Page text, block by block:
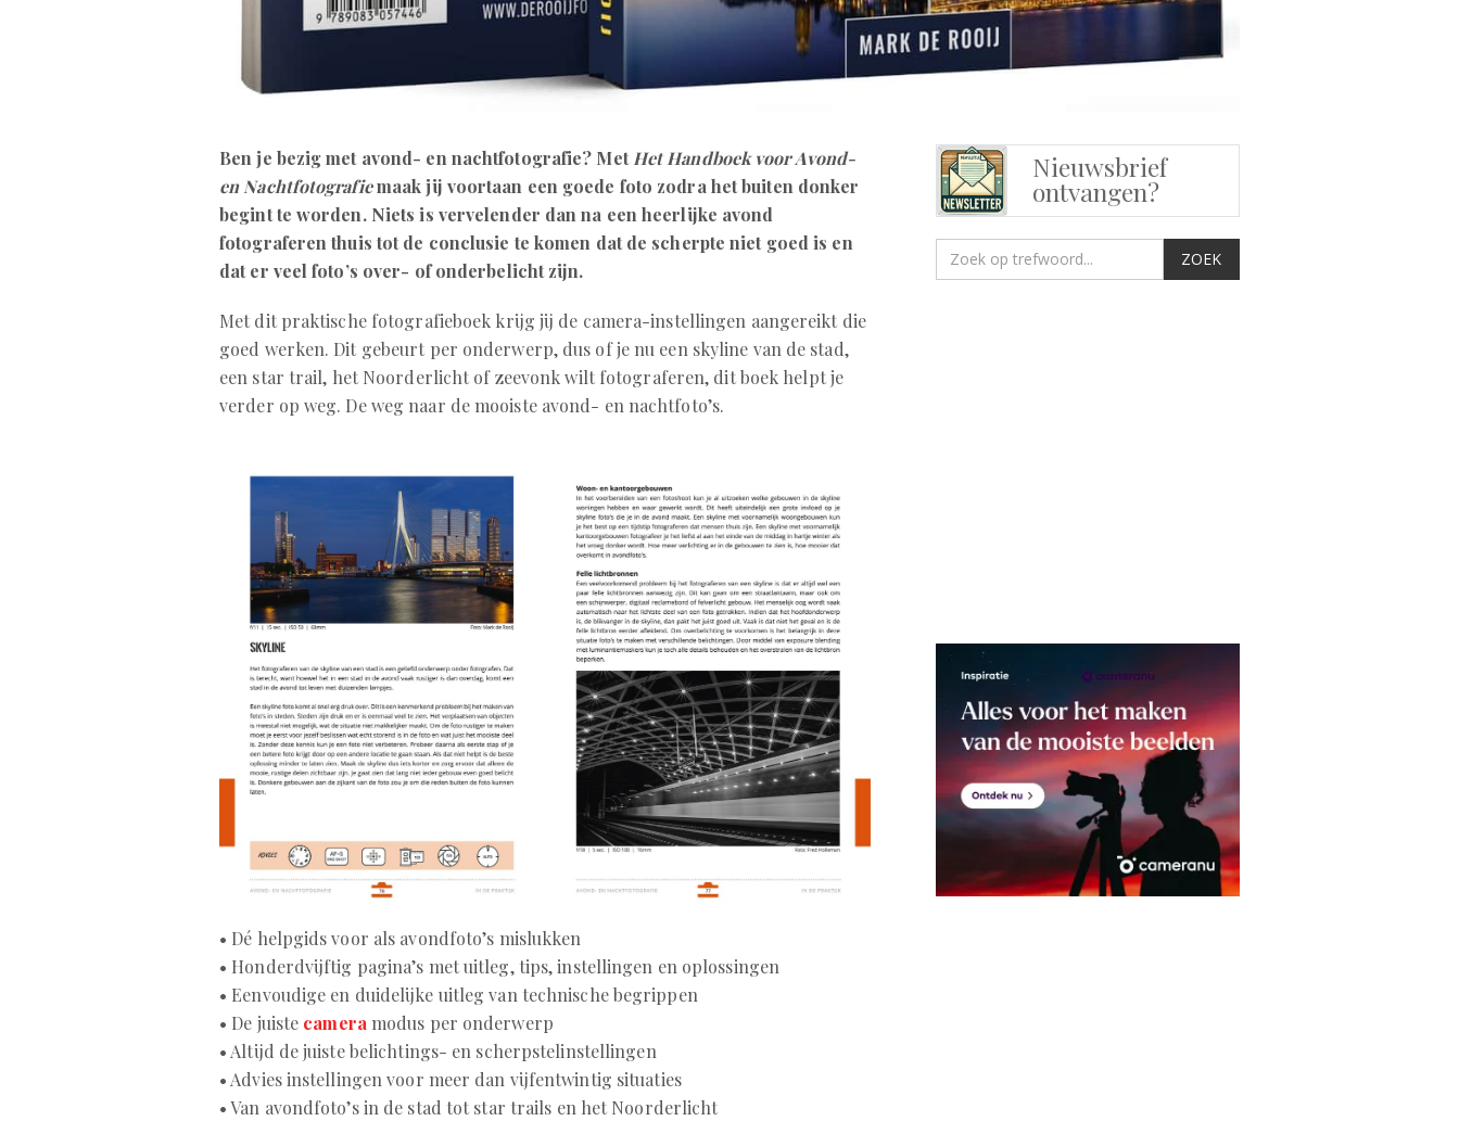
Ben je bezig met avond- en nachtfotografie? Met Het Handboek voor Avond-
en Nachtfotografiemaak jij voortaan een goede foto zodra het buiten donker
begint te worden. Niets is vervelender dan na een heerlijke avond
fotograferen thuis tot de conclusie te komen dat de scherpte niet goed is en
dat er veel foto’s over- of onderbelicht zijn.
Met dit praktische fotografieboek krijg jij de camera-instellingen aangereikt die
goed werken. Dit gebeurt per onderwerp, dus of je nu een skyline van de stad,
een star trail, het Noorderlicht of zeevonk wilt fotograferen, dit boek helpt je
verder op weg. De weg naar de mooiste avond- en nachtfoto’s.
• Dé helpgids voor als avondfoto’s mislukken
• Honderdvijftig pagina’s met uitleg, tips, instellingen en oplossingen
• Eenvoudige en duidelijke uitleg van technische begrippen
• De juiste cameramodus per onderwerp
• Altijd de juiste belichtings- en scherpstelinstellingen
• Advies instellingen voor meer dan vijfentwintig situaties
• Van avondfoto’s in de stad tot star trails en het Noorderlicht
Nieuwsbrief
ontvangen?